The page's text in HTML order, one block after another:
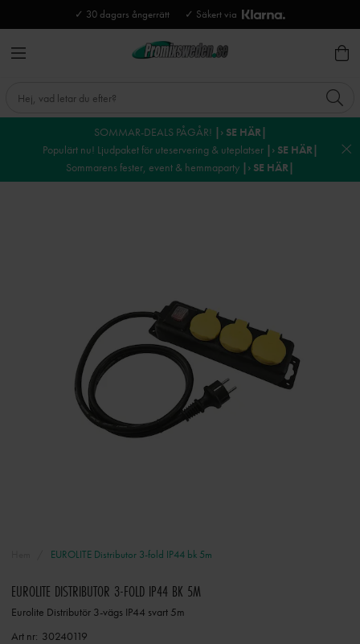
✓ 30 dagars ångerrätt ✓ Säkert via
SOMMAR-DEALS PÅGÅR! |› SE HÄR|
Populärt nu! Ljudpaket för uteservering & uteplatser |› SE HÄR|
Sommarens fester, event & hemmaparty |› SE HÄR|
EUROLITE Distributor 3-fold IP44 bk 5m
EUROLITE DISTRIBUTOR 3-FOLD IP44 BK 5M
Eurolite Distributör 3-vägs IP44 svart 5m
Art nr: 30240119